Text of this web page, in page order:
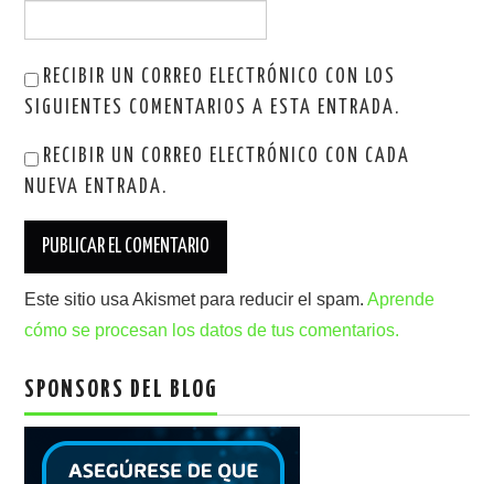
RECIBIR UN CORREO ELECTRÓNICO CON LOS
SIGUIENTES COMENTARIOS A ESTA ENTRADA.
RECIBIR UN CORREO ELECTRÓNICO CON CADA
NUEVA ENTRADA.
Este sitio usa Akismet para reducir el spam.Aprende
cómo se procesan los datos de tus comentarios.
SPONSORS DEL BLOG